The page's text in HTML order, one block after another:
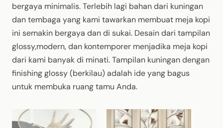
bergaya minimalis. Terlebih lagi bahan dari kuningan
dan tembaga yang kami tawarkan membuat meja kopi
ini semakin bergaya dan di sukai. Desain dari tampilan
glossy,modern, dan kontemporer menjadika meja kopi
dari kami banyak di minati. Tampilan kuningan dengan
finishing glossy (berkilau) adalah ide yang bagus
untuk membuka ruang tamu Anda.